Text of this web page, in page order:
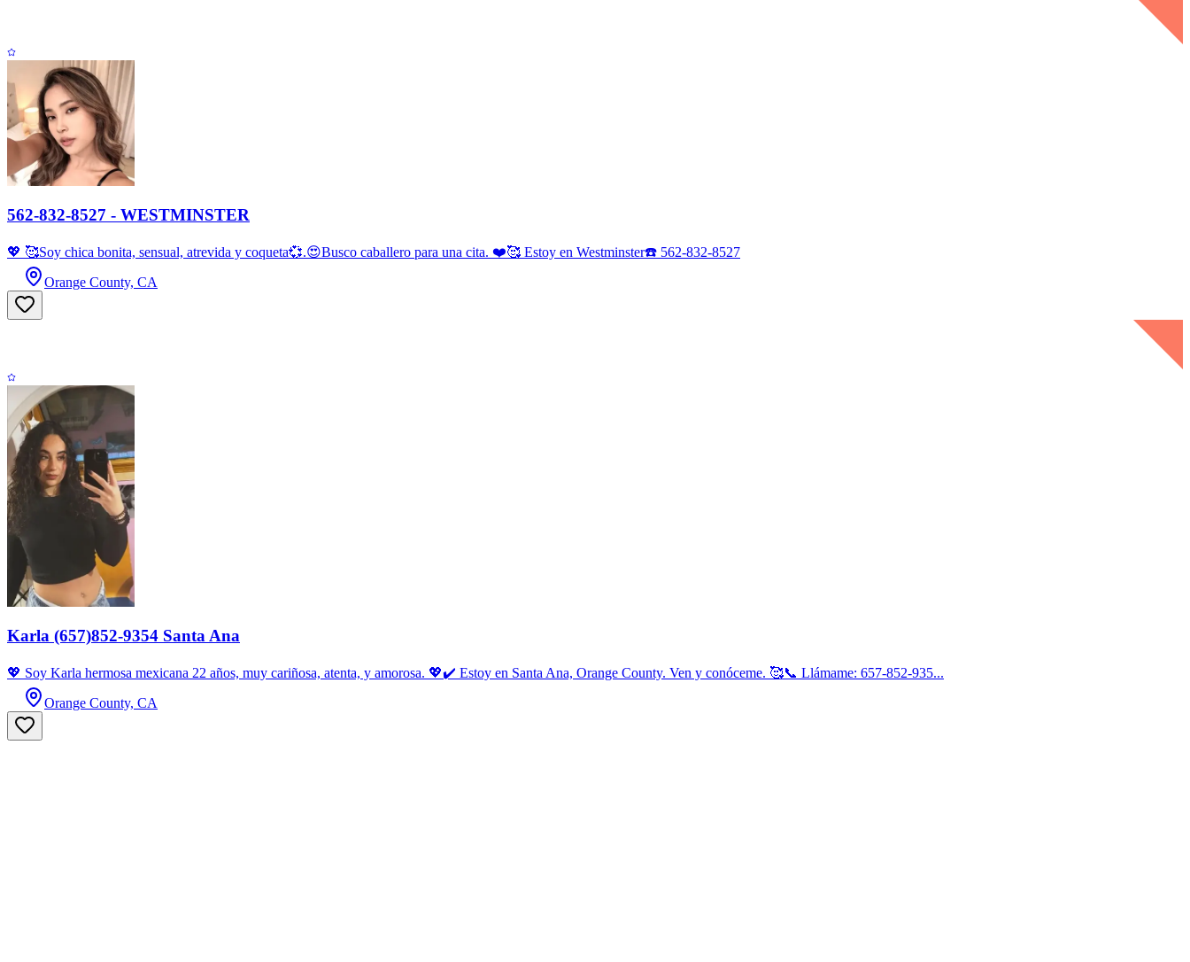
562-832-8527 - WESTMINSTER
💖 🥰Soy chica bonita, sensual, atrevida y coqueta💞.😍Busco caballero para una cita. ❤️🥰 Estoy en Westminster☎️ 562-832-8527
Orange County, CA
Karla (657)852-9354 Santa Ana
💖 Soy Karla hermosa mexicana 22 años, muy cariñosa, atenta, y amorosa. 💖✔️ Estoy en Santa Ana, Orange County. Ven y conóceme. 🥰📞 Llámame: 657-852-935...
Orange County, CA